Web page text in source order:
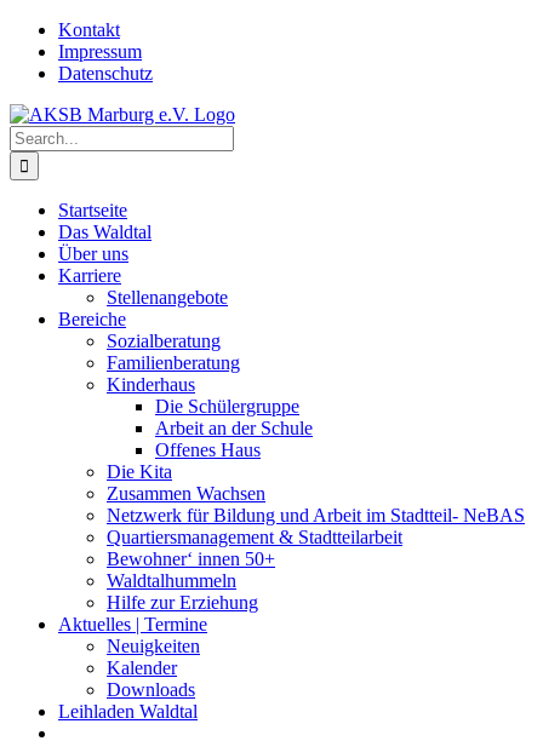
Skip
content
Kontakt
Impressum
Datenschutz
Search
for:
Startseite
Das Waldtal
Über uns
Karriere
Stellenangebote
Bereiche
Sozialberatung
Familienberatung
Kinderhaus
Die Schülergruppe
Arbeit an der Schule
Offenes Haus
Die Kita
Zusammen Wachsen
Netzwerk für Bildung und Arbeit im Stadtteil- NeBAS
Quartiersmanagement & Stadtteilarbeit
Bewohner‘ innen 50+
Waldtalhummeln
Hilfe zur Erziehung
Aktuelles | Termine
Neuigkeiten
Kalender
Downloads
Leihladen Waldtal